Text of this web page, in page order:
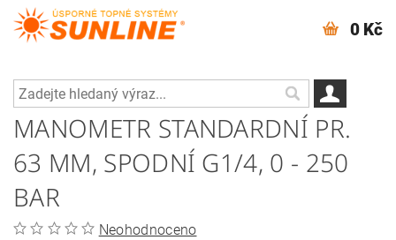
0 Kč
MANOMETR STANDARDNÍ PR.
63 MM, SPODNÍ G1/4, 0 - 250
BAR
Neohodnoceno